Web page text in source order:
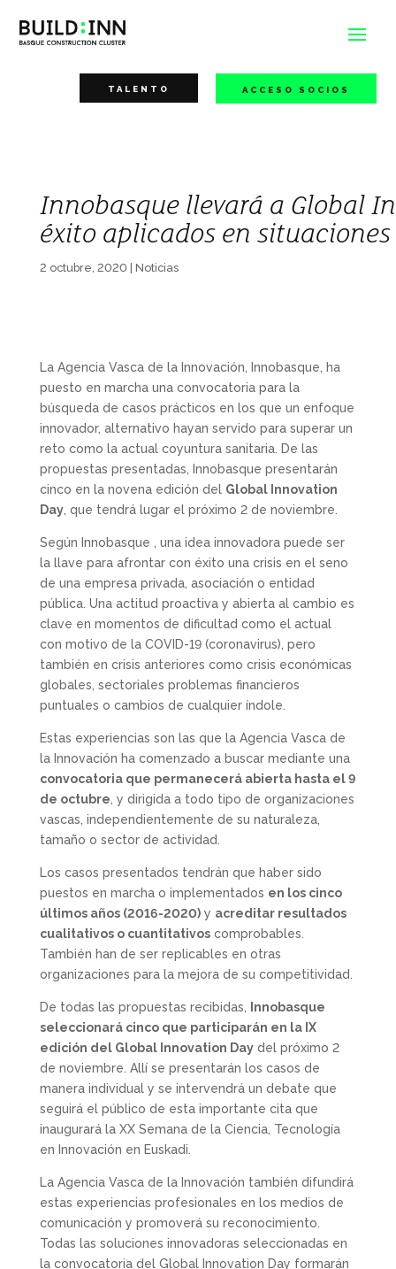
TALENTO ACCESO SOCIOS
Innobasque llevará a Global
éxito aplicados en situaciones
2 octubre, 2020| Noticias
La Agencia Vasca de la Innovación, Innobasque, ha
puesto en marcha una convocatoria para la
búsqueda de casos prácticos en los que un enfoque
innovador, alternativo hayan servido para superar un
reto como la actual coyuntura sanitaria. De las
propuestas presentadas, Innobasque presentarán
cinco en la novena edición del Global Innovation
Day, que tendrá lugar el próximo 2 de noviembre.
Según Innobasque , una idea innovadora puede ser
la llave para afrontar con éxito una crisis en el seno
de una empresa privada, asociación o entidad
pública. Una actitud proactiva y abierta al cambio es
clave en momentos de dificultad como el actual
con motivo de la COVID-19 (coronavirus), pero
también en crisis anteriores como crisis económicas
globales, sectoriales problemas financieros
puntuales o cambios de cualquier índole.
Estas experiencias son las que la Agencia Vasca de
la Innovación ha comenzado a buscar mediante una
convocatoria que permanecerá abierta hasta el 9
de octubre , y dirigida a todo tipo de organizaciones
vascas, independientemente de su naturaleza,
tamaño o sector de actividad.
Los casos presentados tendrán que haber sido
puestos en marcha o implementados en los cinco
últimos años (2016-2020)y acreditar resultados
cualitativos o cuantitativoscomprobables.
También han de ser replicables en otras
organizaciones para la mejora de su competitividad.
De todas las propuestas recibidas,
Innobasque
seleccionará cinco que participarán en la IX
edición del Global Innovation Daydel próximo 2
de noviembre. Allí se presentarán los casos de
manera individual y se intervendrá un debate que
seguirá el público de esta importante cita que
inaugurará la XX Semana de la Ciencia, Tecnología
en Innovación en Euskadi.
La Agencia Vasca de la Innovación también difundirá
estas experiencias profesionales en los medios de
comunicación y promoverá su reconocimiento.
Todas las soluciones innovadoras seleccionadas en
la convocatoria del Global Innovation Day formarán